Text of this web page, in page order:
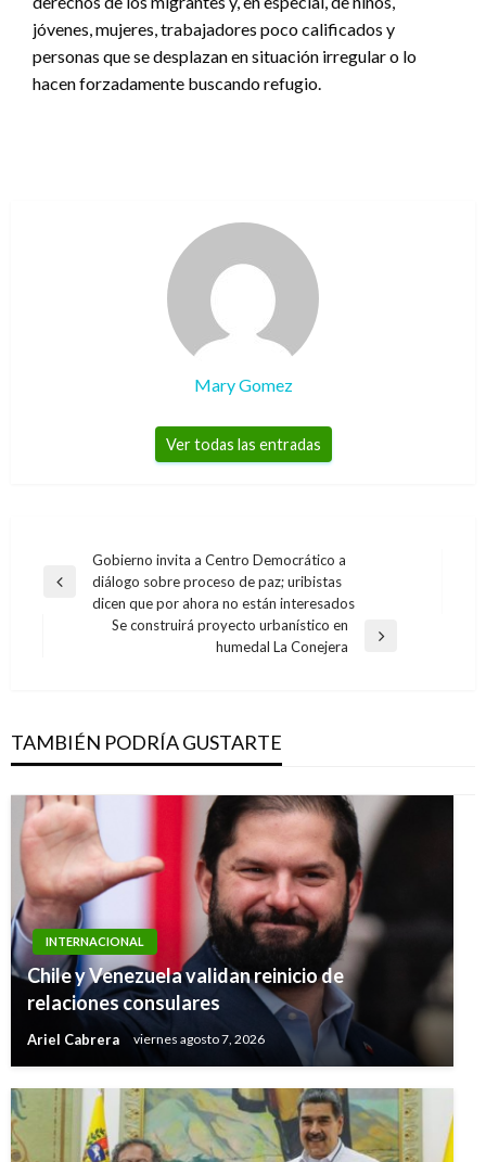
jóvenes, mujeres, trabajadores poco calificados y
personas que se desplazan en situación irregular o lo
hacen forzadamente buscando refugio.
Mary Gomez
Ver todas las entradas
Navegación
de
entradas
Entrada
Gobierno invita a Centro Democrático a
diálogo sobre proceso de paz; uribistas
dicen que por ahora no están interesados
Se construirá proyecto urbanístico en
humedal La Conejera
TAMBIÉN PODRÍA GUSTARTE
INTERNACIONAL
Chile y Venezuela validan reinicio de
relaciones consulares
Ariel Cabrera viernes agosto 7, 2026